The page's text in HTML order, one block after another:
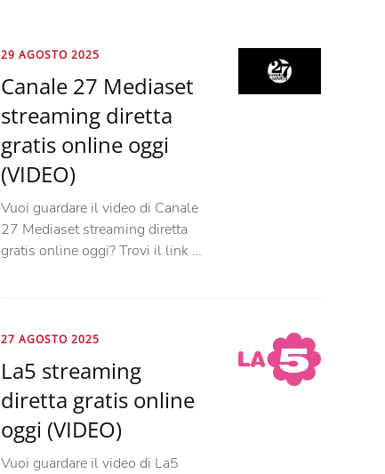
29 AGOSTO 2025
Canale 27 Mediaset
streaming diretta
gratis online oggi
(VIDEO)
Vuoi guardare il video di Canale
27 Mediaset streaming diretta
gratis online oggi? Trovi il link …
27 AGOSTO 2025
La5 streaming
diretta gratis online
oggi (VIDEO)
Vuoi guardare il video di La5